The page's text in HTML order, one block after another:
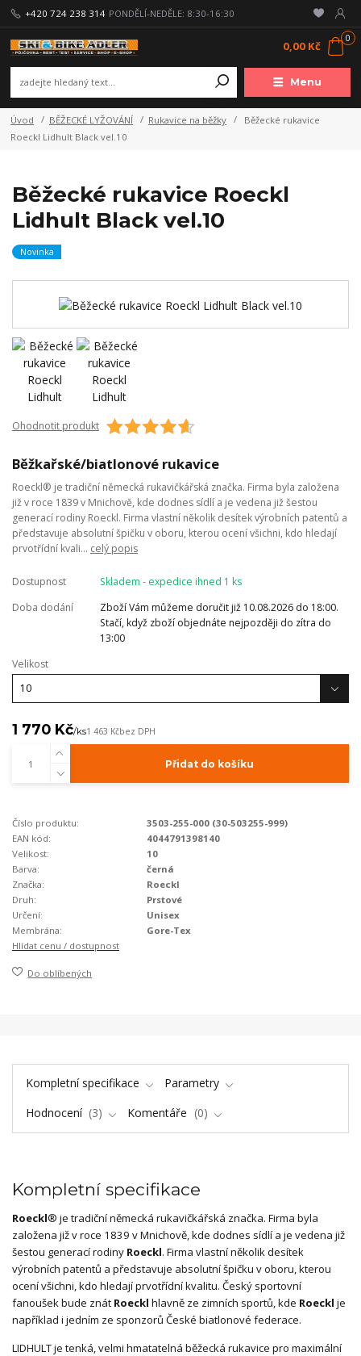
Menu
+420 724 238 314 PONDĚLÍ-NEDĚLE: 8:30-16:30
0
0,00 Kč
Úvod BĚŽECKÉ LYŽOVÁNÍ Rukavice na běžky
Běžecké rukavice
Roeckl Lidhult Black vel.10
Běžecké rukavice Roeckl
Lidhult Black vel.10
Novinka
Ohodnotit produkt
Běžkařské/biatlonové rukavice
Roeckl® je tradiční německá rukavičkářská značka. Firma byla založena
již v roce 1839 v Mnichově, kde dodnes sídlí a je vedena již šestou
generací rodiny Roeckl. Firma vlastní několik desítek výrobních patentů a
představuje absolutní špičku v oboru, kterou ocení všichni, kdo hledají
prvotřídní kvali... celý popis
Dostupnost
Skladem - expedice ihned 1 ks
Doba dodání
Zboží Vám můžeme doručit již 10.08.2026 do 18:00.
Stačí, když zboží objednáte nejpozději do zítra do
13:00
Velikost
1 770 Kč/ks1 463 Kčbez DPH
Přidat do košíku
Číslo produktu:
3503-255-000 (30-503255-999)
EAN kód:
4044791398140
Velikost:
10
Barva:
černá
Značka:
Roeckl
Druh:
Prstové
Určení:
Unisex
Membrána:
Gore-Tex
Hlídat cenu / dostupnost
Do oblíbených
Kompletní specifikace
Parametry
Hodnocení
3 Komentáře 0
Kompletní specifikace
Roeckl® je tradiční německá rukavičkářská značka. Firma byla
založena již v roce 1839 v Mnichově, kde dodnes sídlí a je vedena již
šestou generací rodiny Roeckl. Firma vlastní několik desítek
výrobních patentů a představuje absolutní špičku v oboru, kterou
ocení všichni, kdo hledají prvotřídní kvalitu. Český sportovní
fanoušek bude znát Roeckl hlavně ze zimních sportů, kde Roeckl je
například i jedním ze sponzorů České biatlonové federace.
LIDHULT je tenká, velmi hmatatelná běžecká rukavice pro maximální